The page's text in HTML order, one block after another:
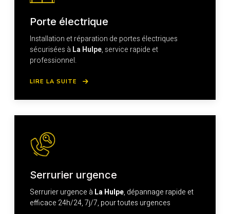
Porte électrique
Installation et réparation de portes électriques
sécurisées à La Hulpe, service rapide et
professionnel.
LIRE LA SUITE
Serrurier urgence
Serrurier urgence à La Hulpe, dépannage rapide et
efficace 24h/24, 7j/7, pour toutes urgences